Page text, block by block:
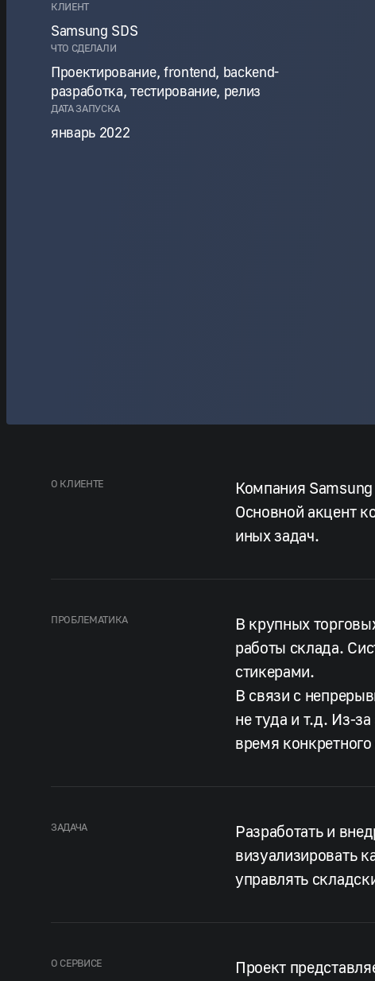
КЛИЕНТ
Samsung SDS
ЧТО СДЕЛАЛИ
Проектирование, frontend, backend-
разработка, тестирование, релиз
ДАТА ЗАПУСКА
январь 2022
О КЛИЕНТЕ
Компания
Основной акцент
иных задач.
ПРОБЛЕМАТИКА
В крупных
работы склада.
стикерами.
В связи с
не туда и т.д. Из-
время
ЗАДАЧА
Разработать и
визуализировать
управлять
О СЕРВИСЕ
Проект